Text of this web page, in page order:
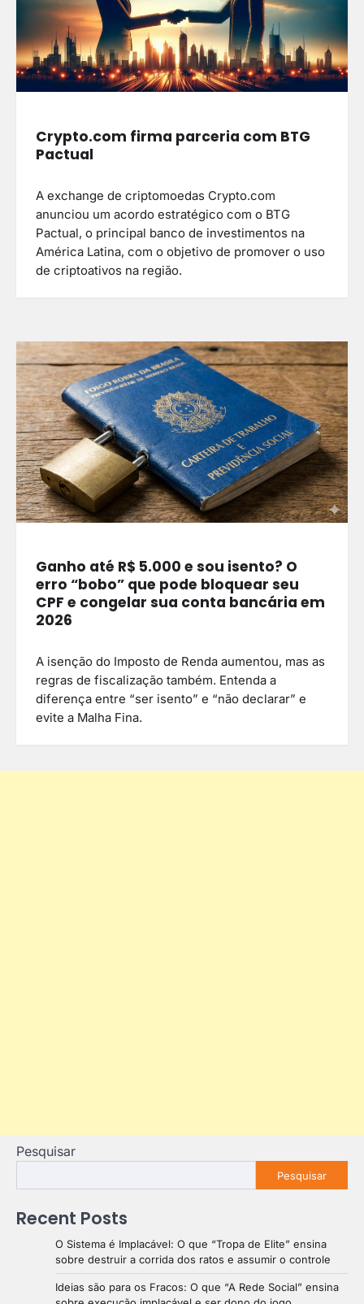
Crypto.com firma parceria com BTG
Pactual
A exchange de criptomoedas Crypto.com
anunciou um acordo estratégico com o BTG
Pactual, o principal banco de investimentos na
América Latina, com o objetivo de promover o uso
de criptoativos na região.
Ganho até R$ 5.000 e sou isento? O
erro “bobo” que pode bloquear seu
CPF e congelar sua conta bancária em
2026
A isenção do Imposto de Renda aumentou, mas as
regras de fiscalização também. Entenda a
diferença entre “ser isento” e “não declarar” e
evite a Malha Fina.
Pesquisar
Pesquisar
Recent Posts
O Sistema é Implacável: O que “Tropa de Elite” ensina
sobre destruir a corrida dos ratos e assumir o controle
Ideias são para os Fracos: O que “A Rede Social” ensina